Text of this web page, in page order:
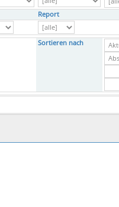
Report
Sortieren nach